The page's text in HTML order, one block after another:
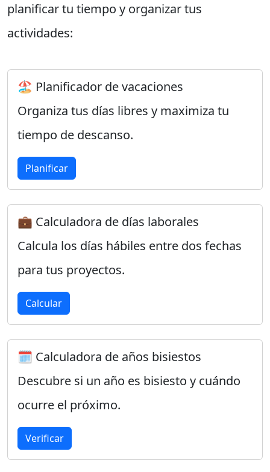
planificar tu tiempo y organizar tus
actividades:
🏖️ Planificador de vacaciones
Organiza tus días libres y maximiza tu
tiempo de descanso.
Planificar
💼 Calculadora de días laborales
Calcula los días hábiles entre dos fechas
para tus proyectos.
Calcular
🗓️ Calculadora de años bisiestos
Descubre si un año es bisiesto y cuándo
ocurre el próximo.
Verificar